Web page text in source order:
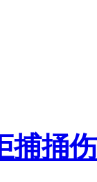
捕捅